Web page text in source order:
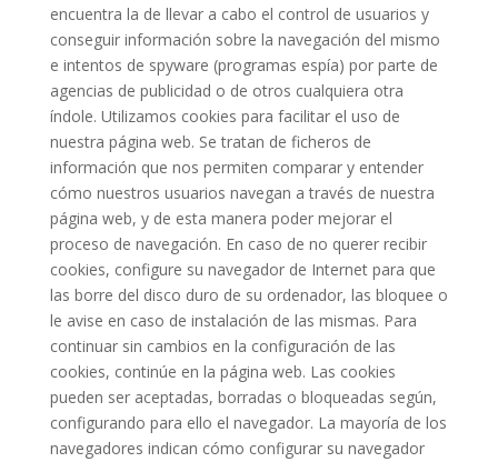
encuentra la de llevar a cabo el control de usuarios y
conseguir información sobre la navegación del mismo
e intentos de spyware (programas espía) por parte de
agencias de publicidad o de otros cualquiera otra
índole. Utilizamos cookies para facilitar el uso de
nuestra página web. Se tratan de ficheros de
información que nos permiten comparar y entender
cómo nuestros usuarios navegan a través de nuestra
página web, y de esta manera poder mejorar el
proceso de navegación. En caso de no querer recibir
cookies, configure su navegador de Internet para que
las borre del disco duro de su ordenador, las bloquee o
le avise en caso de instalación de las mismas. Para
continuar sin cambios en la configuración de las
cookies, continúe en la página web. Las cookies
pueden ser aceptadas, borradas o bloqueadas según,
configurando para ello el navegador. La mayoría de los
navegadores indican cómo configurar su navegador